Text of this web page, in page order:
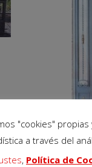
"cookies"
a través del
, Política de